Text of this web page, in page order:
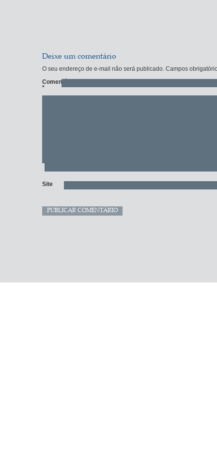
Deixe um comentário
O seu endereço de e-mail não será publicado. Campos
Comentário
*
Site